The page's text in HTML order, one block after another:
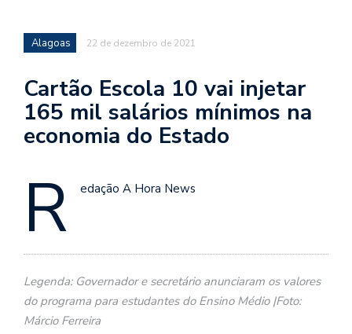
Alagoas 22 de dezembro de 2021
Cartão Escola 10 vai injetar
165 mil salários mínimos na
economia do Estado
R edação A Hora News
Legenda: Governador e secretário anunciaram os valores
do programa para estudantes do Ensino Médio |Foto:
Márcio Ferreira